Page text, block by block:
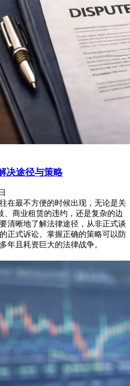
决途径与策略
在最不方便的时候出现，无论是关
、商业租赁的违约，还是复杂的边
清晰地了解法律途径，从非正式谈
正式诉讼。掌握正确的策略可以防
年且耗资巨大的法律战争。